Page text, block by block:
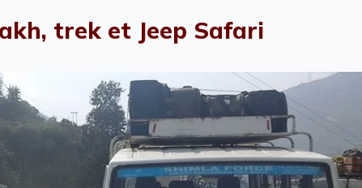
trek et Jeep Safari